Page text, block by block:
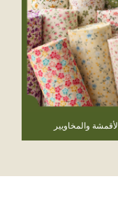
الأقمشة والمخاويير